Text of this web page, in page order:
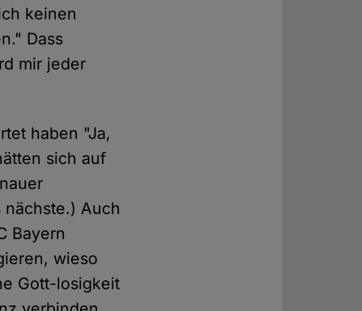
keinen
Dass
mir jeder
haben "Ja,
sich auf
Auch
Bayern
wieso
Gott-losigkeit